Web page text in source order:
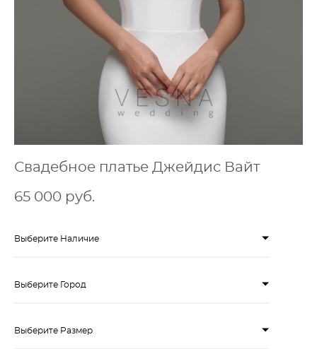
Свадебное платье Джейдис Вайт
65 000 pуб.
Выберите Наличие
Выберите Город
Выберите Размер